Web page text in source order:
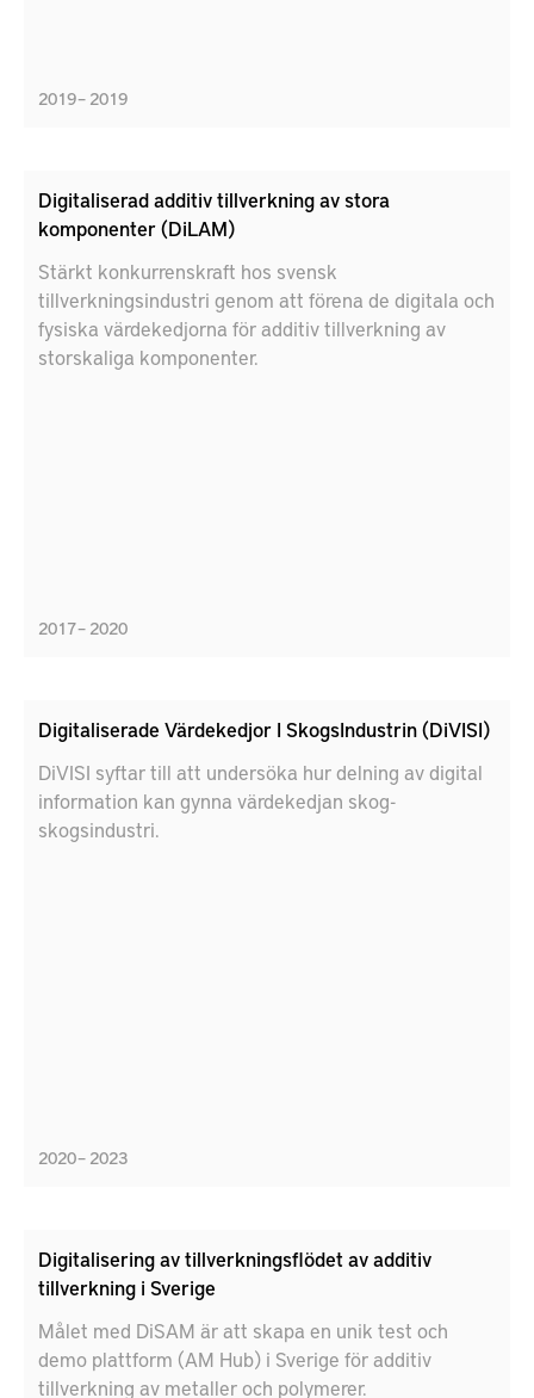
2019 – 2019
Digitaliserad additiv tillverkning av stora
komponenter (DiLAM)
Stärkt konkurrenskraft hos svensk
tillverkningsindustri genom att förena de digitala och
fysiska värdekedjorna för additiv tillverkning av
storskaliga komponenter.
2017 – 2020
Digitaliserade Värdekedjor I SkogsIndustrin (DiVISI)
DiVISI syftar till att undersöka hur delning av digital
information kan gynna värdekedjan skog-
skogsindustri.
2020 – 2023
Digitalisering av tillverkningsflödet av additiv
tillverkning i Sverige
Målet med DiSAM är att skapa en unik test och
demo plattform (AM Hub) i Sverige för additiv
tillverkning av metaller och polymerer.